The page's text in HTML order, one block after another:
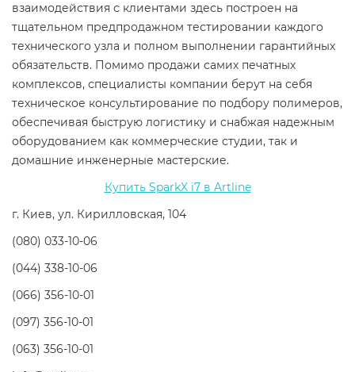
взаимодействия с клиентами здесь построен на
тщательном предпродажном тестировании каждого
технического узла и полном выполнении гарантийных
обязательств. Помимо продажи самих печатных
комплексов, специалисты компании берут на себя
техническое консультирование по подбору полимеров,
обеспечивая быструю логистику и снабжая надежным
оборудованием как коммерческие студии, так и
домашние инженерные мастерские.
Купить SparkX i7 в Artline
г. Киев, ул. Кирилловская, 104
(080) 033-10-06
(044) 338-10-06
(066) 356-10-01
(097) 356-10-01
(063) 356-10-01